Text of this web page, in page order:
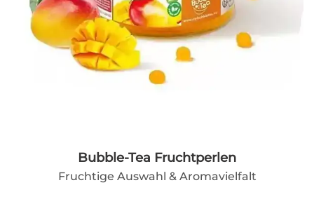
Bubble-Tea Fruchtperlen
Fruchtige Auswahl & Aromavielfalt